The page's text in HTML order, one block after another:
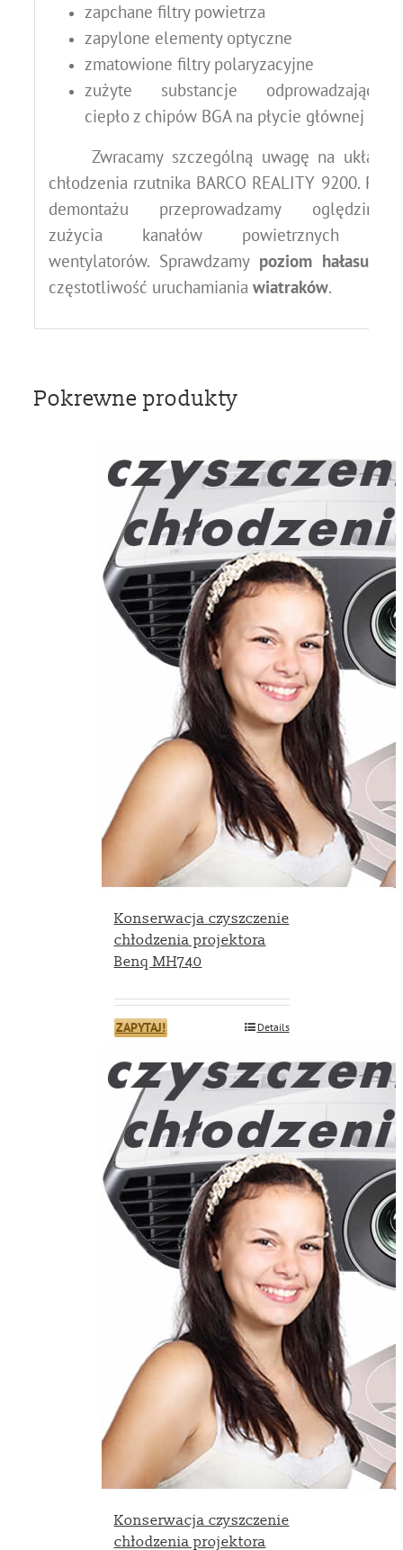
zapchane filtry powietrza
zapylone elementy optyczne
zmatowione filtry polaryzacyjne
zużyte substancje odprowadzające
ciepło z chipów BGA na płycie głównej
Zwracamy szczególną uwagę na układ
chłodzenia rzutnika BARCO REALITY 9200. Po
demontażu przeprowadzamy oględziny
zużycia kanałów powietrznych i
wentylatorów. Sprawdzamy poziom hałasui
częstotliwość uruchamiania wiatraków.
Pokrewne produkty
Konserwacja czyszczenie
chłodzenia projektora
Benq MH740
ZAPYTAJ! Details
Konserwacja czyszczenie
chłodzenia projektora